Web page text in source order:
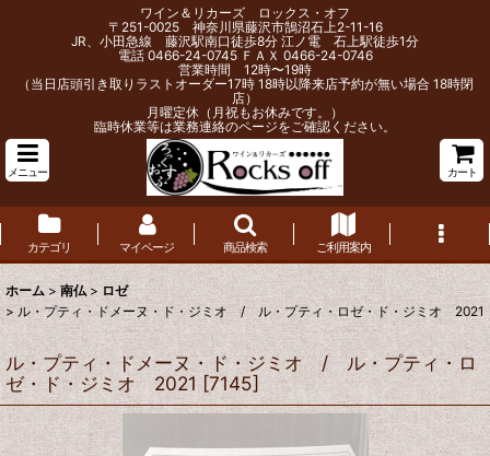
ワイン＆リカーズ ロックス・オフ
〒251-0025 神奈川県藤沢市鵠沼石上2-11-16
JR、小田急線 藤沢駅南口徒歩8分 江ノ電 石上駅徒歩1分
電話 0466-24-0745 ＦＡＸ 0466-24-0746
営業時間 12時〜19時
（当日店頭引き取りラストオーダー17時 18時以降来店予約が無い場合 18時閉
店）
月曜定休（月祝もお休みです。）
臨時休業等は業務連絡のページをご確認ください。
メニュー カート
カテゴリ マイページ 商品検索 ご利用案内
ホーム > 南仏 > ロゼ
> ル・プティ・ドメーヌ・ド・ジミオ / ル・プティ・ロゼ・ド・ジミオ 2021
ル・プティ・ドメーヌ・ド・ジミオ / ル・プティ・ロ
ゼ・ド・ジミオ 2021 [7145]